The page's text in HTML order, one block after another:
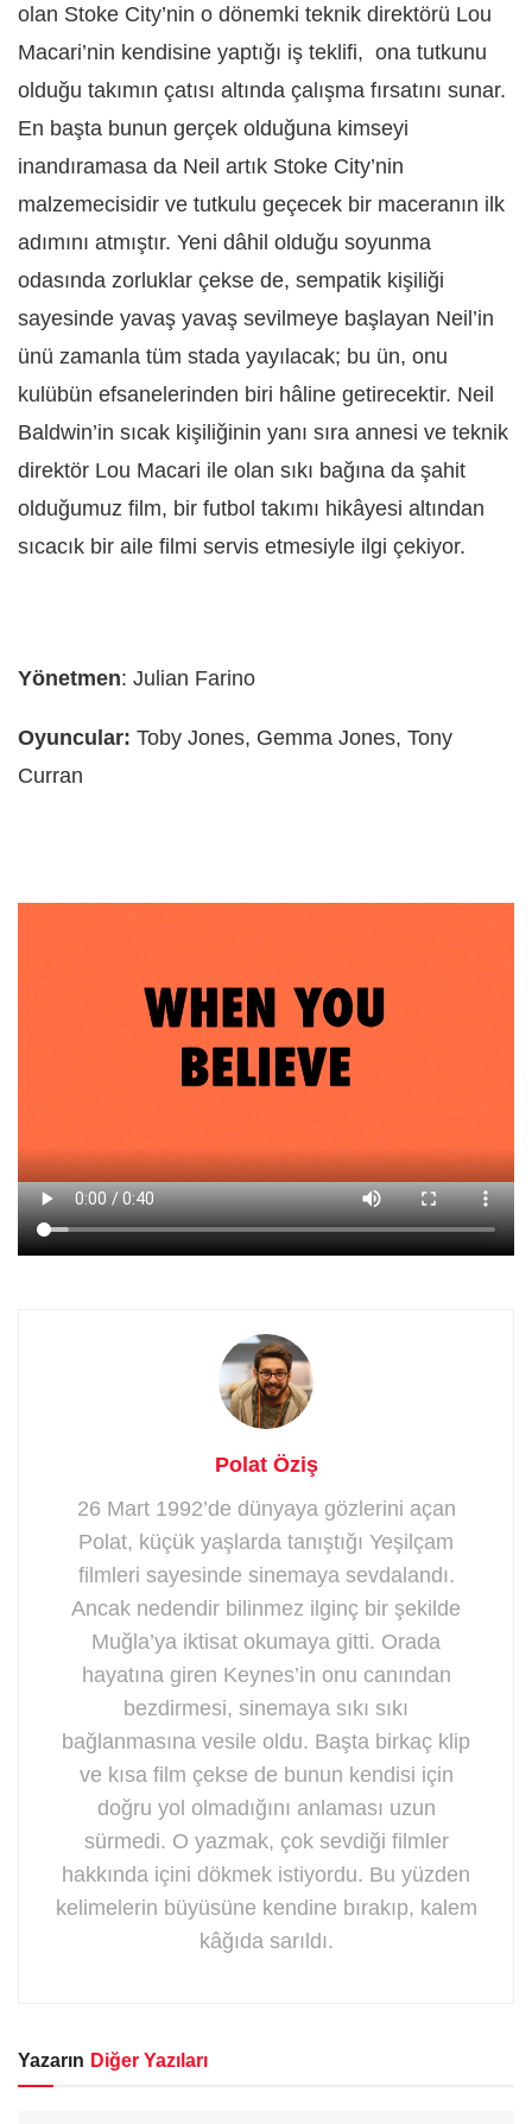
olan Stoke City’nin o dönemki teknik direktörü Lou
Macari’nin kendisine yaptığı iş teklifi, ona tutkunu
olduğu takımın çatısı altında çalışma fırsatını sunar.
En başta bunun gerçek olduğuna kimseyi
inandıramasa da Neil artık Stoke City’nin
malzemecisidir ve tutkulu geçecek bir maceranın ilk
adımını atmıştır. Yeni dâhil olduğu soyunma
odasında zorluklar çekse de, sempatik kişiliği
sayesinde yavaş yavaş sevilmeye başlayan Neil’in
ünü zamanla tüm stada yayılacak; bu ün, onu
kulübün efsanelerinden biri hâline getirecektir. Neil
Baldwin’in sıcak kişiliğinin yanı sıra annesi ve teknik
direktör Lou Macari ile olan sıkı bağına da şahit
olduğumuz film, bir futbol takımı hikâyesi altından
sıcacık bir aile filmi servis etmesiyle ilgi çekiyor.
Yönetmen: Julian Farino
Oyuncular: Toby Jones, Gemma Jones, Tony
Curran
Polat Öziş
26 Mart 1992’de dünyaya gözlerini açan
Polat, küçük yaşlarda tanıştığı Yeşilçam
filmleri sayesinde sinemaya sevdalandı.
Ancak nedendir bilinmez ilginç bir şekilde
Muğla’ya iktisat okumaya gitti. Orada
hayatına giren Keynes’in onu canından
bezdirmesi, sinemaya sıkı sıkı
bağlanmasına vesile oldu. Başta birkaç klip
ve kısa film çekse de bunun kendisi için
doğru yol olmadığını anlaması uzun
sürmedi. O yazmak, çok sevdiği filmler
hakkında içini dökmek istiyordu. Bu yüzden
kelimelerin büyüsüne kendine bırakıp, kalem
kâğıda sarıldı.
Yazarın Diğer Yazıları